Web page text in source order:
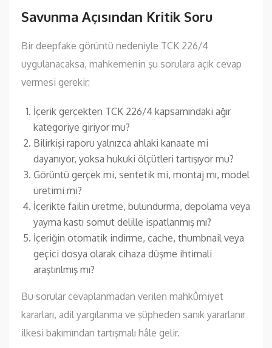
Savunma Açısından Kritik Soru
Bir deepfake görüntü nedeniyle TCK 226/4
uygulanacaksa, mahkemenin şu sorulara açık cevap
vermesi gerekir:
İçerik gerçekten TCK 226/4 kapsamındaki ağır
kategoriye giriyor mu?
Bilirkişi raporu yalnızca ahlaki kanaate mi
dayanıyor, yoksa hukuki ölçütleri tartışıyor mu?
Görüntü gerçek mi, sentetik mi, montaj mı, model
üretimi mi?
İçerikte failin üretme, bulundurma, depolama veya
yayma kastı somut delille ispatlanmış mı?
İçeriğin otomatik indirme, cache, thumbnail veya
geçici dosya olarak cihaza düşme ihtimali
araştırılmış mı?
Bu sorular cevaplanmadan verilen mahkûmiyet
kararları, adil yargılanma ve şüpheden sanık yararlanır
ilkesi bakımından tartışmalı hâle gelir.